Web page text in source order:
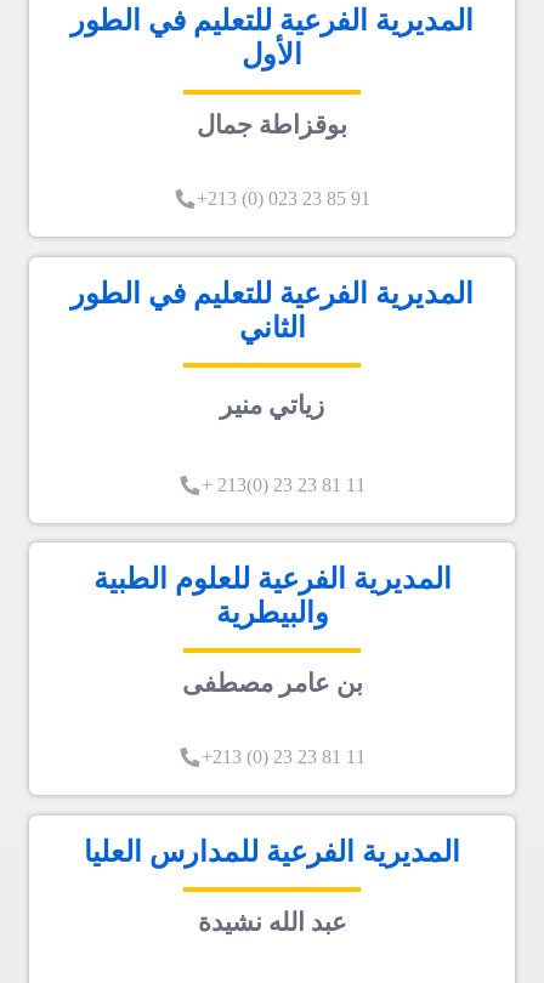
المديرية الفرعية للتعليم في الطور
الأول
بوقزاطة جمال
91 85 23 023 (0) 213+
المديرية الفرعية للتعليم في الطور
الثاني
زياتي منير
11 81 23 23 (0)213 +
المديرية الفرعية للعلوم الطبية
والبيطرية
بن عامر مصطفى
11 81 23 23 (0) 213+
المديرية الفرعية للمدارس العليا
عبد الله نشيدة